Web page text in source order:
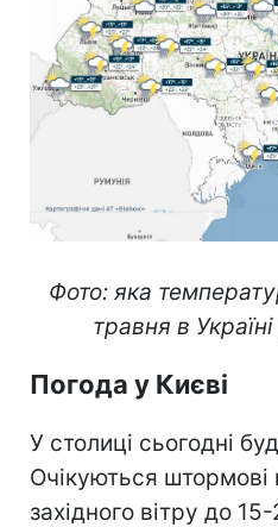
Фото: яка
травня в
Погода у Києві
У столиці сьогодні
Очікуються штормові
західного вітру до